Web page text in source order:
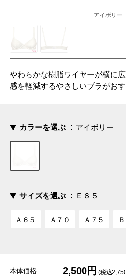
アイボリー
やわらかな樹脂ワイヤーが横に
感を軽減するやさしいブラがお
カラーを選ぶ アイボリー
サイズを選ぶ Ｅ６５
Ａ６５ Ａ７０ Ａ７５
本体価格 2,500円 (税込